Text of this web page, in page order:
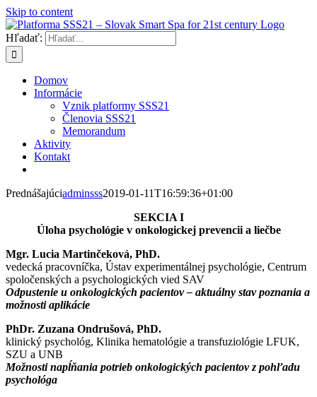
Skip to content
Hľadať:
Domov
Informácie
Vznik platformy SSS21
Členovia SSS21
Memorandum
Aktivity
Kontakt
Prednášajúciadminsss2019-01-11T16:59:36+01:00
SEKCIA I
Úloha psychológie v onkologickej prevencii a liečbe
Mgr. Lucia Martinčeková, PhD.
vedecká pracovníčka, Ústav experimentálnej psychológie, Centrum
spoločenských a psychologických vied SAV
Odpustenie u onkologických pacientov – aktuálny stav poznania a
možnosti aplikácie
PhDr. Zuzana Ondrušová, PhD.
klinický psychológ, Klinika hematológie a transfuziológie LFUK,
SZU a UNB
Možnosti napĺňania potrieb onkologických pacientov z pohľadu
psychológa